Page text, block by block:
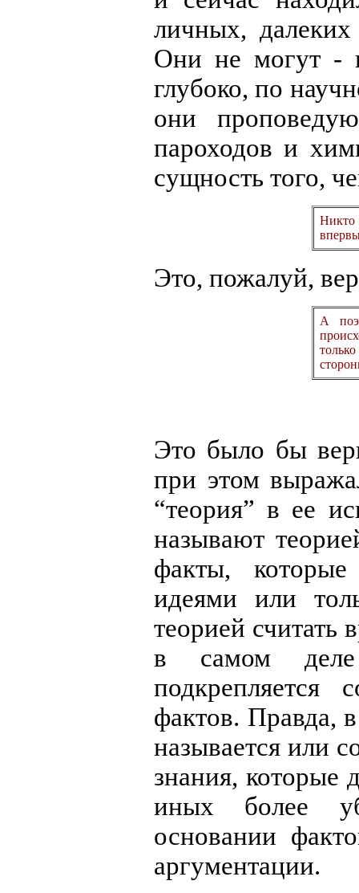
личных,
Они не могут -
глубоко, по
они
пароходов и
сущность того,
Это, пожалуй,
А
Это было бы
при этом
“теория” в ее
называют
факты,
идеями или
теорией считать
в самом деле
подкрепляется
фактов. Правда,
называется или
знания, которые
иных более
основании
аргументации.